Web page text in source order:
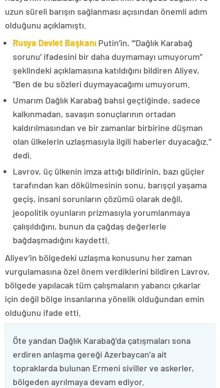
uzun süreli barışın sağlanması açısından önemli adım
olduğunu açıklamıştı.
Rusya Devlet Başkanı Putin’in, “‘Dağlık Karabağ
sorunu’ ifadesini bir daha duymamayı umuyorum”
şeklindeki açıklamasına katıldığını bildiren Aliyev,
“Ben de bu sözleri duymayacağımı umuyorum.
Umarım Dağlık Karabağ bahsi geçtiğinde, sadece
kalkınmadan, savaşın sonuçlarının ortadan
kaldırılmasından ve bir zamanlar birbirine düşman
olan ülkelerin uzlaşmasıyla ilgili haberler duyacağız.”
dedi.
Lavrov, üç ülkenin imza attığı bildirinin, bazı güçler
tarafından kan dökülmesinin sonu, barışçıl yaşama
geçiş, insani sorunların çözümü olarak değil,
jeopolitik oyunların prizmasıyla yorumlanmaya
çalışıldığını, bunun da çağdaş değerlerle
bağdaşmadığını kaydetti.
Aliyev’in bölgedeki uzlaşma konusunu her zaman
vurgulamasına özel önem verdiklerini bildiren Lavrov,
bölgede yapılacak tüm çalışmaların yabancı çıkarlar
için değil bölge insanlarına yönelik olduğundan emin
olduğunu ifade etti.
Öte yandan Dağlık Karabağ’da çatışmaları sona
erdiren anlaşma gereği Azerbaycan’a ait
topraklarda bulunan Ermeni siviller ve askerler,
bölgeden ayrılmaya devam ediyor.